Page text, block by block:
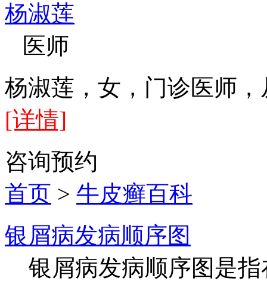
杨淑莲
医师
杨淑莲，女，门诊医师
[详情]
咨询预约
首页 > 牛皮癣百科
银屑病发病顺序图
银屑病发病顺序图是